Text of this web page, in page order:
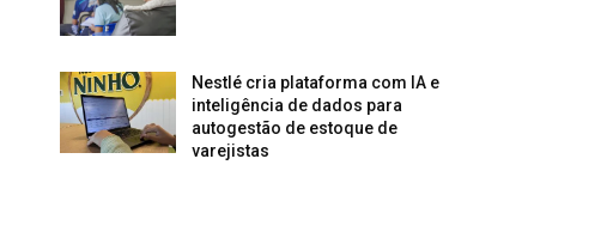
Nestlé cria plataforma com IA e
inteligência de dados para
autogestão de estoque de
varejistas